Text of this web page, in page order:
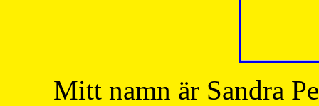
Mitt namn är Sandra